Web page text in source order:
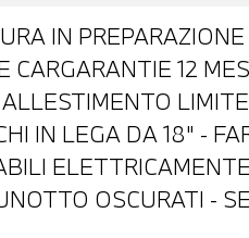
IN
CARGARANTIE 12
IN LEGA DA 18" -
OSCURATI -